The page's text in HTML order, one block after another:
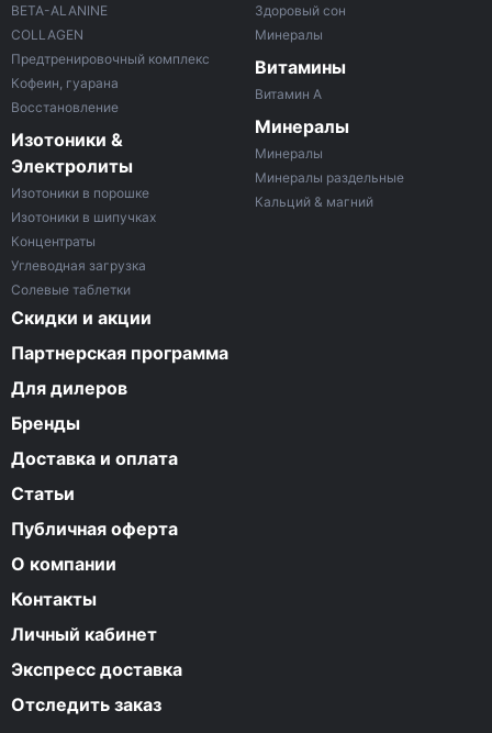
BETA-ALANINE
COLLAGEN
Предтренировочный комплекс
Кофеин, гуарана
Восстановление
Изотоники &
Электролиты
Изотоники в порошке
Изотоники в шипучках
Концентраты
Углеводная загрузка
Солевые таблетки
Здоровый сон
Минералы
Витамины
Витамин A
Минералы
Минералы
Минералы раздельные
Кальций & магний
Скидки и акции
Партнерская программа
Для дилеров
Бренды
Доставка и оплата
Статьи
Публичная оферта
О компании
Контакты
Личный кабинет
Экспресс доставка
Отследить заказ